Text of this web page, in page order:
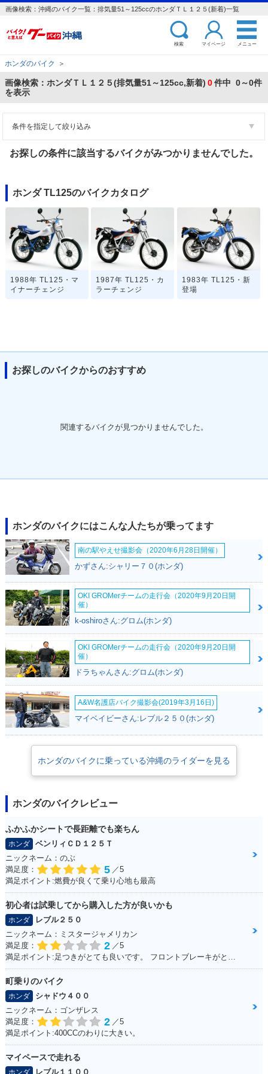
画像検索：沖縄のバイク一覧：排気量51～125ccのホンダＴＬ１２５(新着)一覧
検索 マイページ メニュー
ホンダのバイク ＞
画像検索：ホンダＴＬ１２５(排気量51～125cc,新着) 0件中 0～0件
を表示
条件を指定して絞り込み
お探しの条件に該当するバイクがみつかりませんでした。
ホンダ TL125のバイクカタログ
1988年 TL125・マ
イナーチェンジ
1987年 TL125・カ
ラーチェンジ
1983年 TL125・新
登場
お探しのバイクからのおすすめ
関連するバイクが見つかりませんでした。
ホンダのバイクにはこんな人たちが乗ってます
南の駅やえせ撮影会（2020年6月28日開催）
かずさん:シャリー７０(ホンダ)
OKI GROMerチームの走行会（2020年9月20日開
催）
k-oshiroさん:グロム(ホンダ)
OKI GROMerチームの走行会（2020年9月20日開
催）
ドラちゃんさん:グロム(ホンダ)
A&W名護店バイク撮影会(2019年3月16日)
マイベイビーさん:レブル２５０(ホンダ)
ホンダのバイクに乗っている沖縄のライダーを見る
ホンダのバイクレビュー
ふかふかシートで長距離でも楽ちん
ホンダ
ベンリィＣＤ１２５Ｔ
ニックネーム：のぶ
満足度：
5 ／5
満足ポイント:燃費が良くて乗り心地も最高
初心者は試乗してから購入した方が良いかも
ホンダ
レブル２５０
ニックネーム：ミスタージャメリカン
満足度：
2 ／5
町乗りのバイク
ホンダ
シャドウ４００
ニックネーム：ゴンザレス
満足度：
2 ／5
満足ポイント:400CCのわりに大きい。
マイペースで走れる
ホンダ レブル１１００